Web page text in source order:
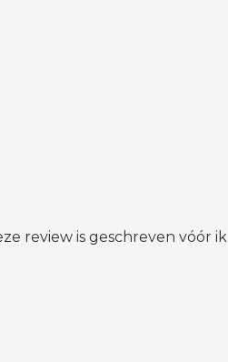
review is geschreven vóór ik